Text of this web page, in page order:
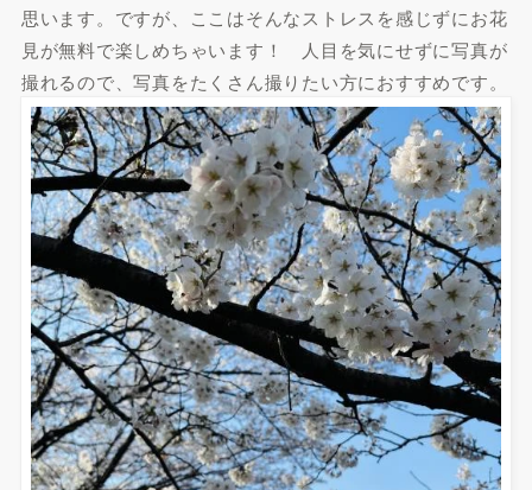
思います。ですが、ここはそんなストレスを感じずにお花
見が無料で楽しめちゃいます！ 人目を気にせずに写真が
撮れるので、写真をたくさん撮りたい方におすすめです。